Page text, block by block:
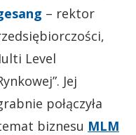
– rektor
Level
Jej
połączyła
biznesu MLM